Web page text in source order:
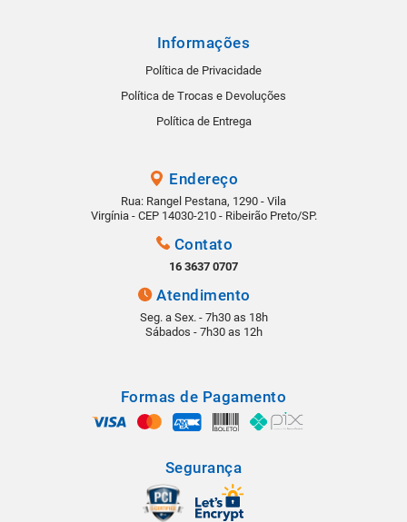
Informações
Política de Privacidade
Política de Trocas e Devoluções
Política de Entrega
Endereço
Rua: Rangel Pestana, 1290 - Vila
Virgínia - CEP 14030-210 - Ribeirão Preto/SP.
Contato
16 3637 0707
Atendimento
Seg. a Sex. - 7h30 as 18h
Sábados - 7h30 as 12h
Formas de Pagamento
Segurança